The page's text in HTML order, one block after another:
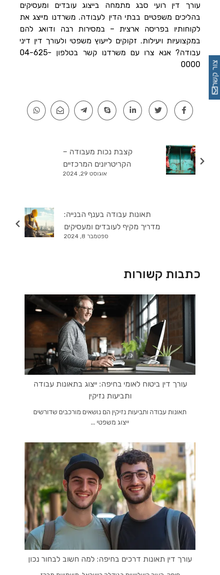
עורך דין רועי סבג מתמחה בייצוג עובדים ומעסיקים
בהליכים משפטיים בבתי הדין לעבודה. משרדנו מייצג את
לקוחותיו בפריסה ארצית – במסירות רבה ודואג להם
במקצועיות ויעילות. זקוקים לייעוץ משפטי ולעורך דין דיני
עבודה? אנא צרו עם משרדנו קשר בטלפון 04-625-
0000
קצבת נכות מעבודה –
הקריטריונים המרכזיים
אוגוסט 29, 2024
תאונות עבודה בענף הבנייה:
מדריך מקיף לעובדים ומעסיקים
ספטמבר 8, 2024
כתבות קשורות
עורך דין ביטוח לאומי בחיפה: ייצוג בתאונות עבודה
ותביעות נזיקין
תאונות עבודה ותביעות נזיקין הם נושאים מורכבים שדורשים
ייצוג משפטי ...
עורך דין תאונות דרכים בחיפה: למה חשוב לבחור נכון
צור קשר